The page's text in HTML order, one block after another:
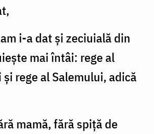
i-a dat şi zeciuială din
mai întâi: rege al
rege al Salemului, adică
mamă, fără spiţă de